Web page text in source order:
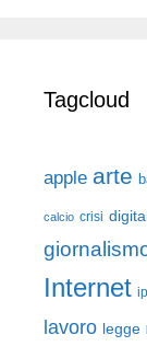
Tagcloud
apple arte
calcio crisi
Internet
lavoro legge